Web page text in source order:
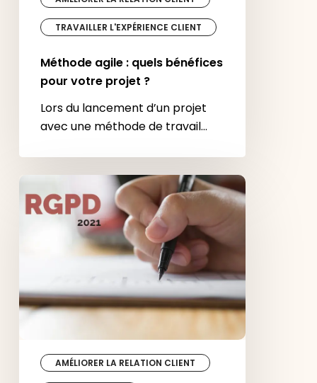
Méthode agile : quels bénéfices
Lors du lancement d’un projet
RGPD
mener
sur
votre
AMÉLIORER LA RELATION CLIENT